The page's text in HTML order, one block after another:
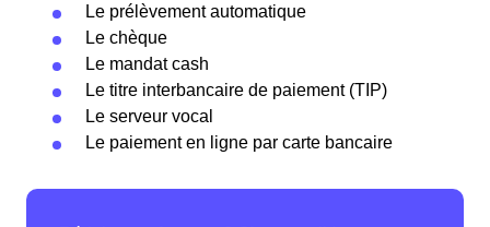
Le prélèvement automatique
Le chèque
Le mandat cash
Le titre interbancaire de paiement (TIP)
Le serveur vocal
Le paiement en ligne par carte bancaire